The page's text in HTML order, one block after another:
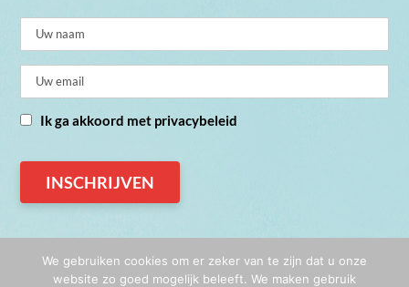
Ik ga akkoord met privacybeleid
We gebruiken cookies om er zeker van te zijn dat u onze
website zo goed mogelijk beleeft. We maken gebruik